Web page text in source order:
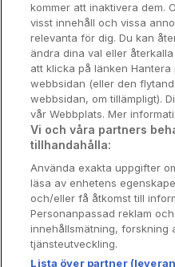
Om
Nya
Booking Enquiries:
Hotellsupport:
Sverige. Coop
kommer att inaktivera dem.
visst innehåll och vissa
relevanta för dig. Du kan
ändra dina val eller
att klicka på länken
webbsidan (eller den
webbsidan, om tillämpligt).
vår Webbplats. Mer
Vi och våra partners
tillhandahålla:
Använda exakta uppgifter
läsa av enhetens
och/eller få åtkomst till
Personanpassad reklam
innehållsmätning, forskning
tjänsteutveckling.
Lista över partner